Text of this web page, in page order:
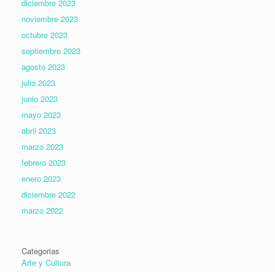
diciembre 2023
noviembre 2023
octubre 2023
septiembre 2023
agosto 2023
julio 2023
junio 2023
mayo 2023
abril 2023
marzo 2023
febrero 2023
enero 2023
diciembre 2022
marzo 2022
Categorias
Arte y Cultura